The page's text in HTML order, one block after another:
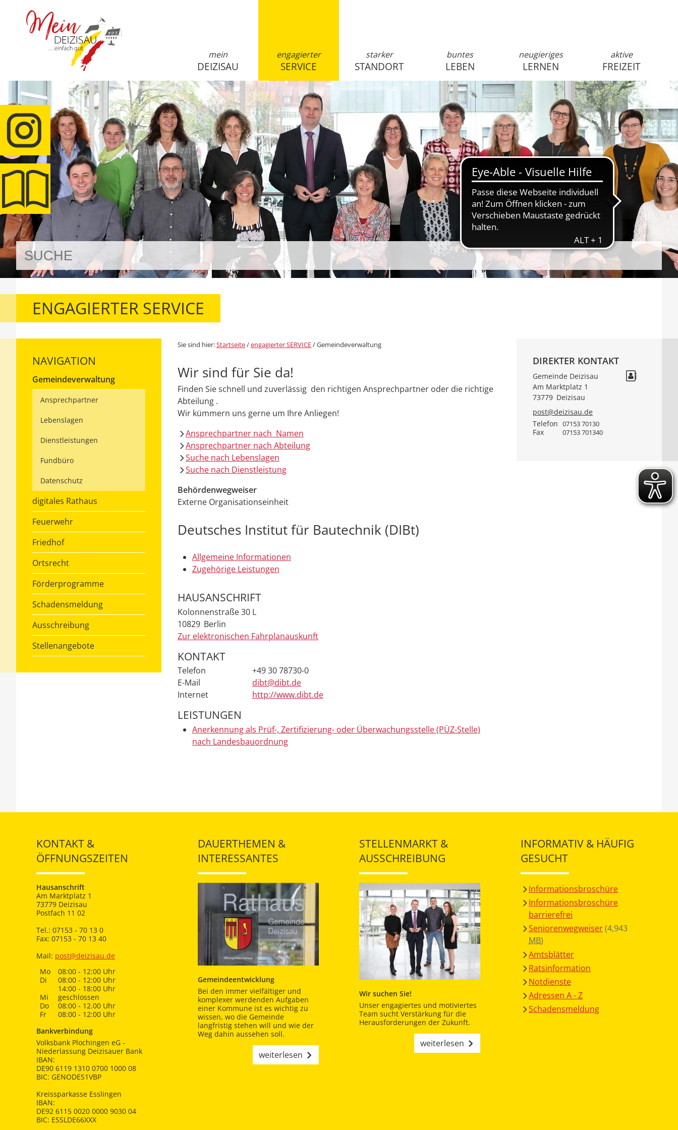
anmelden
mein
DEIZISAU
engagierter
SERVICE
starker
STANDORT
buntes
LEBEN
neugieriges
LERNEN
aktive
FREIZEIT
ENGAGIERTER SERVICE
NAVIGATION
Gemeindeverwaltung
Ansprechpartner
Lebenslagen
Dienstleistungen
Fundbüro
Datenschutz
digitales Rathaus
Feuerwehr
Friedhof
Ortsrecht
Förderprogramme
Schadensmeldung
Ausschreibung
Stellenangebote
Sie sind hier:Startseite/engagierter SERVICE/Gemeindeverwaltung
Wir sind für Sie da!
Finden Sie schnell und zuverlässig den richtigen Ansprechpartner oder die richtige
Abteilung .
Wir kümmern uns gerne um Ihre Anliegen!
Ansprechpartner nach Namen
Ansprechpartner nach Abteilung
Suche nach Lebenslagen
Suche nach Dienstleistung
Behördenwegweiser
Externe Organisationseinheit
Deutsches Institut für Bautechnik (DIBt)
Allgemeine Informationen
Zugehörige Leistungen
HAUSANSCHRIFT
Kolonnenstraße 30 L
10829 Berlin
Zur elektronischen Fahrplanauskunft
KONTAKT
Telefon
+49 30 78730-0
E-Mail
dibt@dibt.de
Internet
http://www.dibt.de
LEISTUNGEN
Anerkennung als Prüf-, Zertifizierung- oder Überwachungsstelle (PÜZ-Stelle)
nach Landesbauordnung
DIREKTER KONTAKT
Gemeinde Deizisau
Am Marktplatz 1
73779 Deizisau
post@deizisau.de
Telefon 07153 70130
Fax 07153 701340
KONTAKT &
ÖFFNUNGSZEITEN
Hausanschrift
Am Marktplatz 1
73779 Deizisau
Postfach 11 02
Tel.: 07153 - 70 13 0
Fax: 07153 - 70 13 40
Mail: post@deizisau.de
Mo
08:00 - 12:00 Uhr
Di
08:00 - 12:00 Uhr
14:00 - 18:00 Uhr
Mi
geschlossen
Do
08:00 - 12.00 Uhr
Fr
08:00 - 12:00 Uhr
Bankverbindung
Volksbank Plochingen eG -
Niederlassung Deizisauer Bank
IBAN:
DE90 6119 1310 0700 1000 08
BIC: GENODES1VBP
Kreissparkasse Esslingen
IBAN:
DE92 6115 0020 0000 9030 04
BIC: ESSLDE66XXX
DAUERTHEMEN &
INTERESSANTES
Gemeindeentwicklung
Bei den immer vielfältiger und
komplexer werdenden Aufgaben
einer Kommune ist es wichtig zu
wissen, wo die Gemeinde
langfristig stehen will und wie der
Weg dahin aussehen soll.
weiterlesen
STELLENMARKT &
AUSSCHREIBUNG
Wir suchen Sie!
Unser engagiertes und motiviertes
Team sucht Verstärkung für die
Herausforderungen der Zukunft.
weiterlesen
INFORMATIV & HÄUFIG
GESUCHT
Informationsbroschüre
Informationsbroschüre
barrierefrei
Seniorenwegweiser(4,943
MB)
Amtsblätter
Ratsinformation
Notdienste
Adressen A - Z
Schadensmeldung